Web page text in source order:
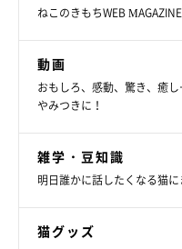
ねこのきもちWEB
動画
おもしろ、感動、驚き、癒
やみつきに！
雑学・豆知識
明日誰かに話したくなる猫
猫グッズ